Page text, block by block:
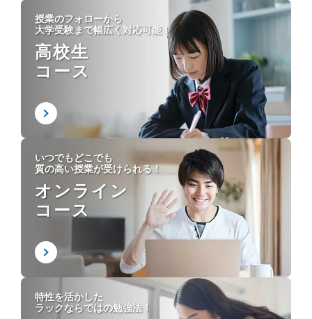
授業のフォローから
大学受験まで幅広く対応可能！
高校生
コース
いつでもどこでも
質の高い授業が受けられる！
オンライン
コース
特性を活かした
ラックならではの勉強法！